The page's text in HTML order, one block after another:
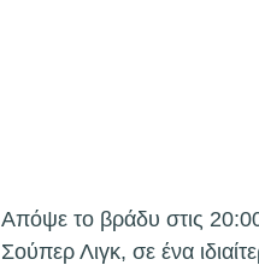
Απόψε το βράδυ στις
Σούπερ Λιγκ, σε ένα